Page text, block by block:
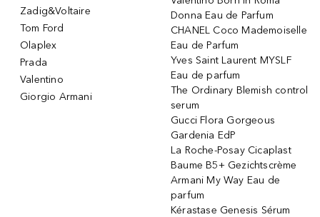
Zadig&Voltaire
Tom Ford
Olaplex
Prada
Valentino
Giorgio Armani
Donna Eau de Parfum
CHANEL Coco Mademoiselle
Eau de Parfum
Yves Saint Laurent MYSLF
Eau de parfum
The Ordinary Blemish control
serum
Gucci Flora Gorgeous
Gardenia EdP
La Roche-Posay Cicaplast
Baume B5+ Gezichtscrème
Armani My Way Eau de
parfum
Kérastase Genesis Sérum